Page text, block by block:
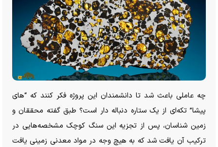
چه عاملی باعث شد تا دانشمندان این پروژه فکر کنند که “های
پیشا” تکه‌ای از یک ستاره دنباله دار است؟ طبق گفته محققان و
زمین شناسان، پس از تجزیه این سنگ کوچک مشخصه‌هایی در
ترکیب آن یافت شد که به هیچ وجه در مواد معدنی زمینی یافت